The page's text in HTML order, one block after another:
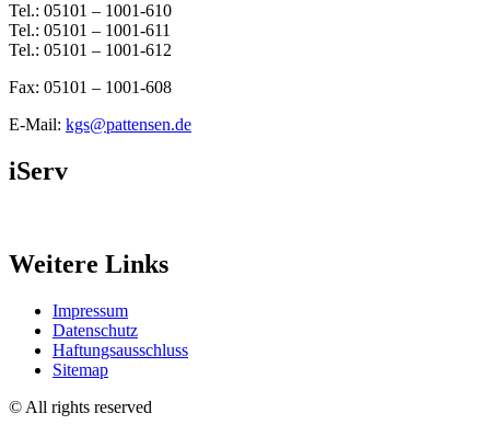
Tel.: 05101 – 1001-610
Tel.: 05101 – 1001-611
Tel.: 05101 – 1001-612
Fax: 05101 – 1001-608
E-Mail: kgs@pattensen.de
iServ
Weitere Links
Impressum
Datenschutz
Haftungsausschluss
Sitemap
© All rights reserved